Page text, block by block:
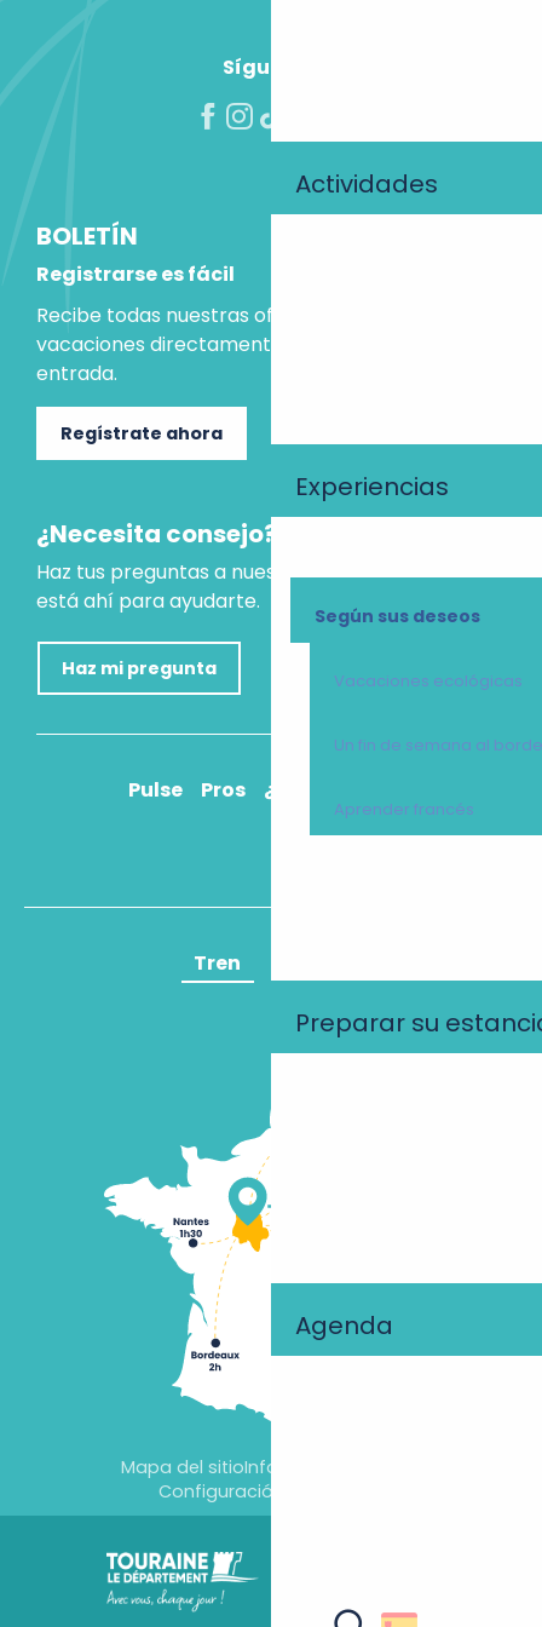
Actividades
Experiencias
Según sus deseos
Vacaciones ecológicas
Un fin de semana al
Aprender francés
Preparar su
Agenda
Síguenos
BOLETÍN
Registrarse es fácil
Recibe todas nuestras ofertas e ideas para las
vacaciones directamente en tu bandeja de
entrada.
Regístrate ahora
¿Necesita consejo?
Haz tus preguntas a nuestro asistente virtual, que
está ahí para ayudarte.
Haz mi pregunta
Pulse Pros ¿Cómo llegar?
Tren
Mapa del sitioInformación jurídica
Configuración de cookies